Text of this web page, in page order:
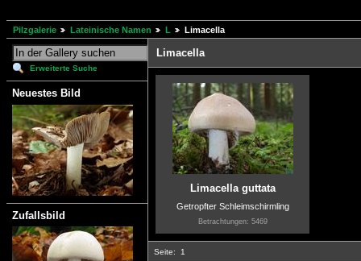
Pilzgalerie Lateinische Namen L Limacella
Erweiterte Suche
Neuestes Bild
Zufallsbild
Limacella
Limacella guttata
Getropfter Schleimschirmling
Betrachtungen: 5469
Seite: 1